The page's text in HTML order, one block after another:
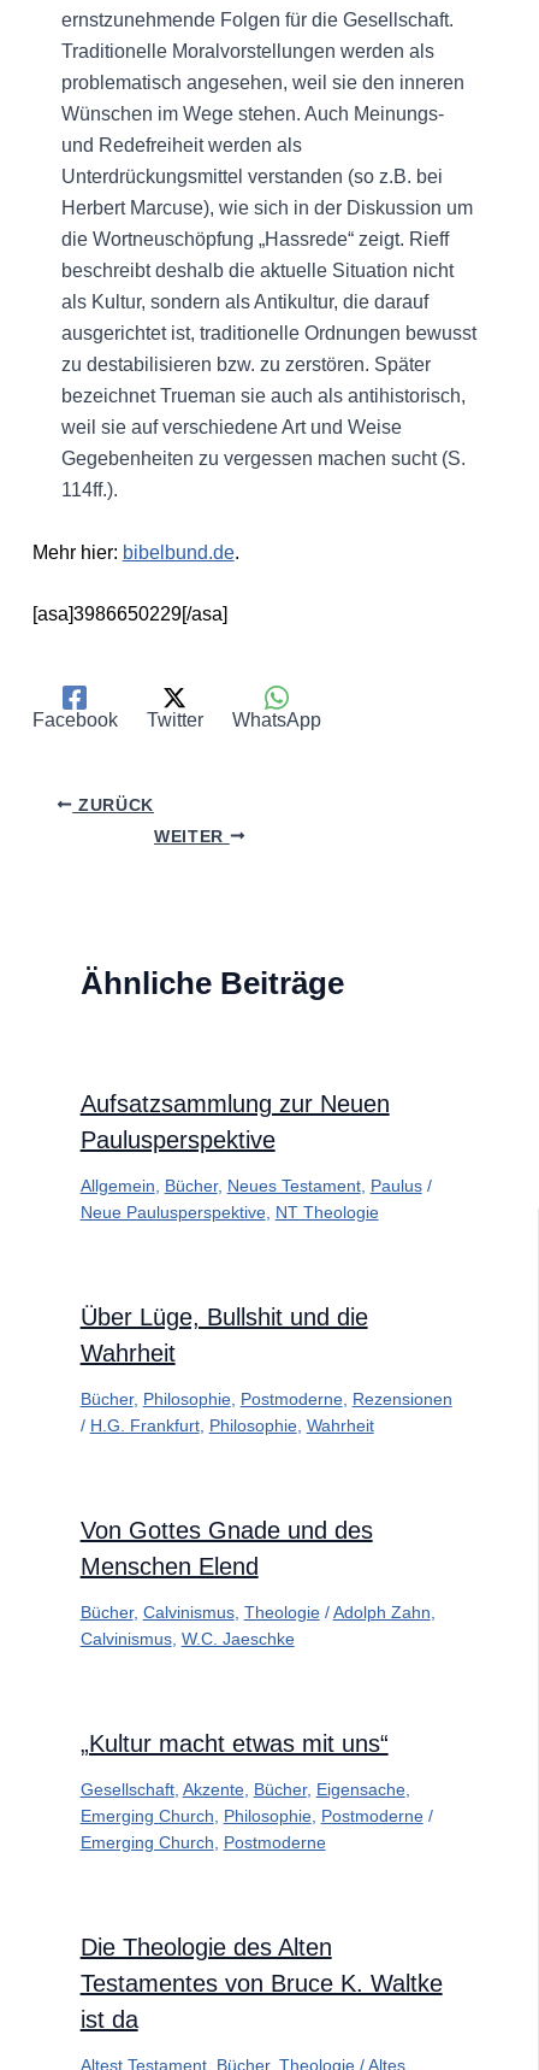
ernstzunehmende Folgen für die Gesellschaft.
Traditionelle Moralvorstellungen werden als
problematisch angesehen, weil sie den inneren
Wünschen im Wege stehen. Auch Meinungs-
und Redefreiheit werden als
Unterdrückungsmittel verstanden (so z.B. bei
Herbert Marcuse), wie sich in der Diskussion um
die Wortneuschöpfung „Hassrede“ zeigt. Rieff
beschreibt deshalb die aktuelle Situation nicht
als Kultur, sondern als Antikultur, die darauf
ausgerichtet ist, traditionelle Ordnungen bewusst
zu destabilisieren bzw. zu zerstören. Später
bezeichnet Trueman sie auch als antihistorisch,
weil sie auf verschiedene Art und Weise
Gegebenheiten zu vergessen machen sucht (S.
114ff.).
Mehr hier: bibelbund.de.
[asa]3986650229[/asa]
Facebook Twitter WhatsApp
ZURÜCK
WEITER
Ähnliche Beiträge
Aufsatzsammlung zur Neuen
Paulusperspektive
Allgemein, Bücher, Neues Testament, Paulus/
Neue Paulusperspektive, NT Theologie
Über Lüge, Bullshit und die
Wahrheit
Bücher, Philosophie, Postmoderne, Rezensionen
/ H.G. Frankfurt, Philosophie, Wahrheit
Von Gottes Gnade und des
Menschen Elend
Bücher, Calvinismus, Theologie/Adolph Zahn,
Calvinismus, W.C. Jaeschke
„Kultur macht etwas mit uns“
Gesellschaft, Akzente, Bücher, Eigensache,
Emerging Church, Philosophie, Postmoderne/
Emerging Church, Postmoderne
Die Theologie des Alten
Testamentes von Bruce K. Waltke
ist da
Altest Testament, Bücher, Theologie/Altes